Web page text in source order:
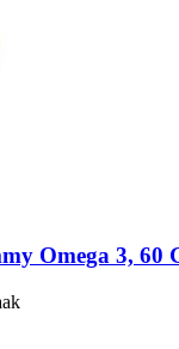
Omega 3, 60